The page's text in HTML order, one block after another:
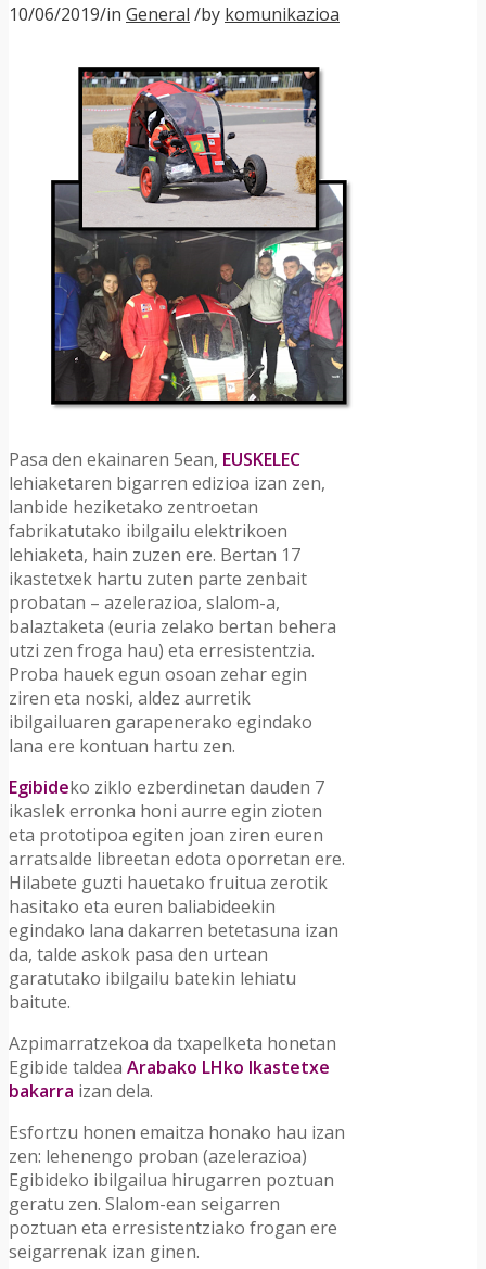
10/06/2019/in General /by komunikazioa
Pasa den ekainaren 5ean, EUSKELEC
lehiaketaren bigarren edizioa izan zen,
lanbide heziketako zentroetan
fabrikatutako ibilgailu elektrikoen
lehiaketa, hain zuzen ere. Bertan 17
ikastetxek hartu zuten parte zenbait
probatan – azelerazioa, slalom-a,
balaztaketa (euria zelako bertan behera
utzi zen froga hau) eta erresistentzia.
Proba hauek egun osoan zehar egin
ziren eta noski, aldez aurretik
ibilgailuaren garapenerako egindako
lana ere kontuan hartu zen.
Egibideko ziklo ezberdinetan dauden 7
ikaslek erronka honi aurre egin zioten
eta prototipoa egiten joan ziren euren
arratsalde libreetan edota oporretan ere.
Hilabete guzti hauetako fruitua zerotik
hasitako eta euren baliabideekin
egindako lana dakarren betetasuna izan
da, talde askok pasa den urtean
garatutako ibilgailu batekin lehiatu
baitute.
Azpimarratzekoa da txapelketa honetan
Egibide taldea Arabako LHko Ikastetxe
bakarra izan dela.
Esfortzu honen emaitza honako hau izan
zen: lehenengo proban (azelerazioa)
Egibideko ibilgailua hirugarren poztuan
geratu zen. Slalom-ean seigarren
poztuan eta erresistentziako frogan ere
seigarrenak izan ginen.